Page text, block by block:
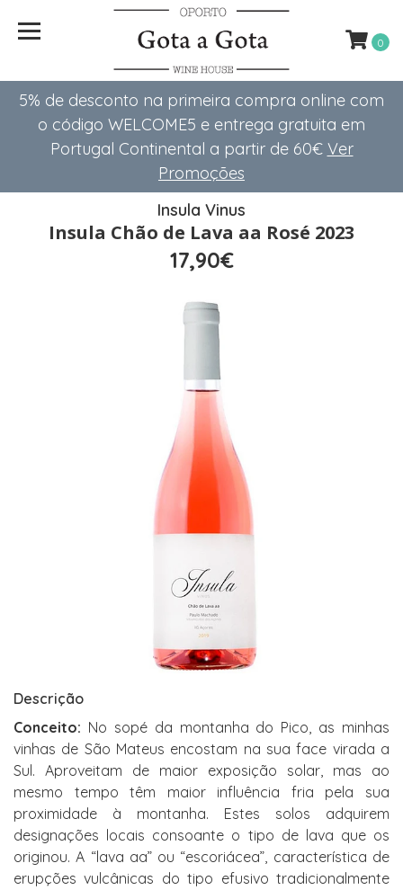
5% de desconto na primeira compra online com
o código WELCOME5 e entrega gratuita em
Portugal Continental a partir de 60€ Ver
Promoções
0
Insula Vinus
Insula Chão de Lava aa Rosé 2023
17,90€
Descrição
Conceito: No sopé da montanha do Pico, as minhas
vinhas de São Mateus encostam na sua face virada a
Sul. Aproveitam de maior exposição solar, mas ao
mesmo tempo têm maior influência fria pela sua
proximidade à montanha. Estes solos adquirem
designações locais consoante o tipo de lava que os
originou. A “lava aa” ou “escoriácea”, característica de
erupções vulcânicas do tipo efusivo tradicionalmente